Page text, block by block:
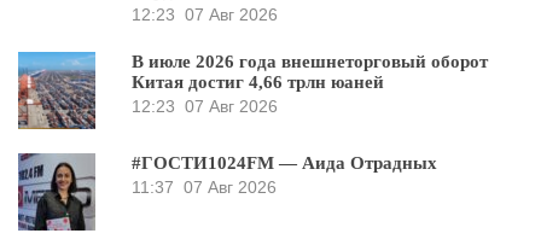
12:23 07 Авг 2026
В июле 2026 года внешнеторговый оборот
Китая достиг 4,66 трлн юаней
12:23 07 Авг 2026
#ГОСТИ1024FM — Аида Отрадных
11:37 07 Авг 2026